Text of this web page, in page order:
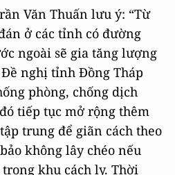
Văn Thuấn lưu ý: “Từ
ở các tỉnh có đường
ngoài sẽ gia tăng lượng
nghị tỉnh Đồng Tháp
phòng, chống dịch
tiếp tục mở rộng thêm
trung để giãn cách theo
không lây chéo nếu
khu cách ly. Thời